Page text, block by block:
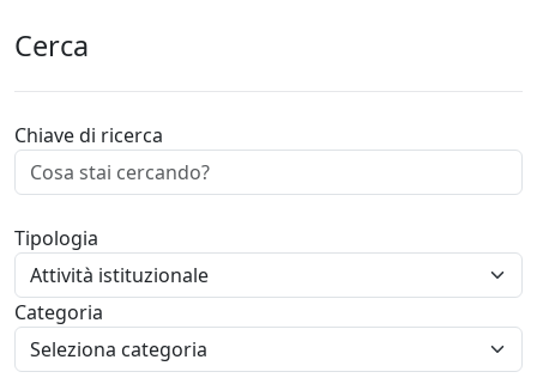
Cerca
Chiave di ricerca
Tipologia
Categoria